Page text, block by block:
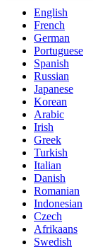
English
French
German
Portuguese
Spanish
Russian
Japanese
Korean
Arabic
Irish
Greek
Turkish
Italian
Danish
Romanian
Indonesian
Czech
Afrikaans
Swedish